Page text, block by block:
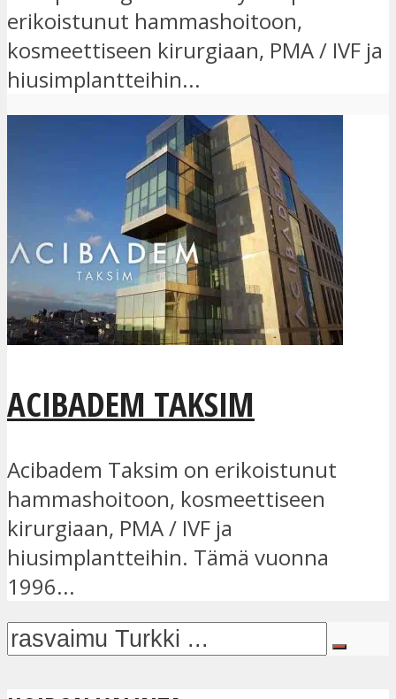
erikoistunut hammashoitoon,
kosmeettiseen kirurgiaan, PMA / IVF ja
hiusimplantteihin...
ACIBADEM TAKSIM
Acibadem Taksim on erikoistunut
hammashoitoon, kosmeettiseen
kirurgiaan, PMA / IVF ja
hiusimplantteihin. Tämä vuonna
1996...